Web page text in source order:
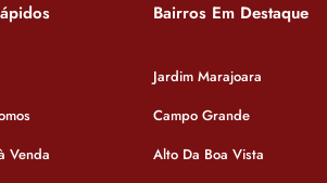
Venda
Bairros Em Destaque
Jardim Marajoara
Campo Grande
Alto Da Boa Vista